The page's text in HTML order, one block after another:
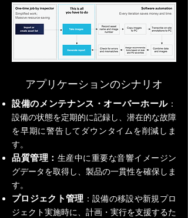
アプリケーションのシナリオ
設備のメンテナンス・オーバーホール ：
設備の状態を定期的に記録し、潜在的な故障
を早期に警告してダウンタイムを削減しま
す。
品質管理： 生産中に重要な音響イメージン
グデータを取得し、製品の一貫性を確保しま
す。
プロジェクト管理 ：設備の移設や新規プロ
ジェクト実施時に、計画・実行を支援するた